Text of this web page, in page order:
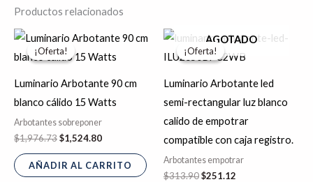
Productos relacionados
¡Oferta!
¡Oferta!
Luminario Arbotante 90 cm
blanco cálido 15 Watts
Arbotantes sobreponer
$1,976.73
El
precio
original
$1,976.73.
$1,524.80
precio
actual
$1,524.80.
AÑADIR AL CARRITO
¡Oferta!
AGOTADO
¡Oferta!
Luminario Arbotante led
semi-rectangular luz blanco
calido de empotrar
compatible con caja registro.
Arbotantes empotrar
$313.90
precio
original
$313.90.
$251.12
El
precio
actual
$251.12.